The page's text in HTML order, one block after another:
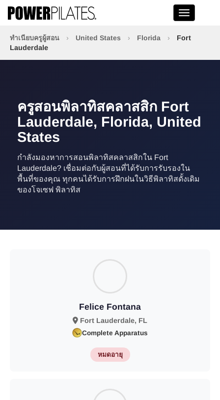
Toggle
ทำเนียบครูผู้สอน › United States › Florida ›
Fort
Lauderdale
ครูสอนพิลาทิสคลาสสิก Fort
Lauderdale, Florida, United
States
กำลังมองหาการสอนพิลาทิสคลาสสิกใน Fort
Lauderdale? เชื่อมต่อกับผู้สอนที่ได้รับการรับรองใน
พื้นที่ของคุณ ทุกคนได้รับการฝึกฝนในวิธีพิลาทิสดั้งเดิม
ของโจเซฟ พิลาทิส
Felice Fontana
Fort Lauderdale, FL
Complete Apparatus
หมดอายุ